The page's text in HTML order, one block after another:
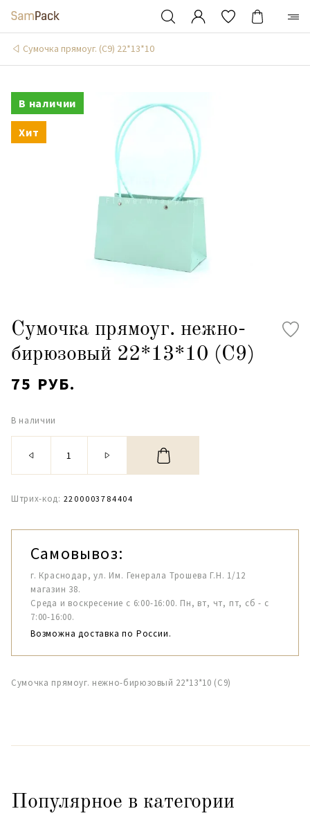
Сумочка прямоуг. (С9) 22*13*10
В наличии
Хит
Сумочка прямоуг. нежно-
бирюзовый 22*13*10 (С9)
75 РУБ.
В наличии
Штрих-код: 2200003784404
Самовывоз:
г. Краснодар, ул. Им. Генерала Трошева Г.Н. 1/12
магазин 38.
Среда и воскресение с 6:00-16:00. Пн, вт, чт, пт, сб - с
7:00-16:00.
Возможна доставка по России.
Сумочка прямоуг. нежно-бирюзовый 22*13*10 (С9)
Популярное в категории